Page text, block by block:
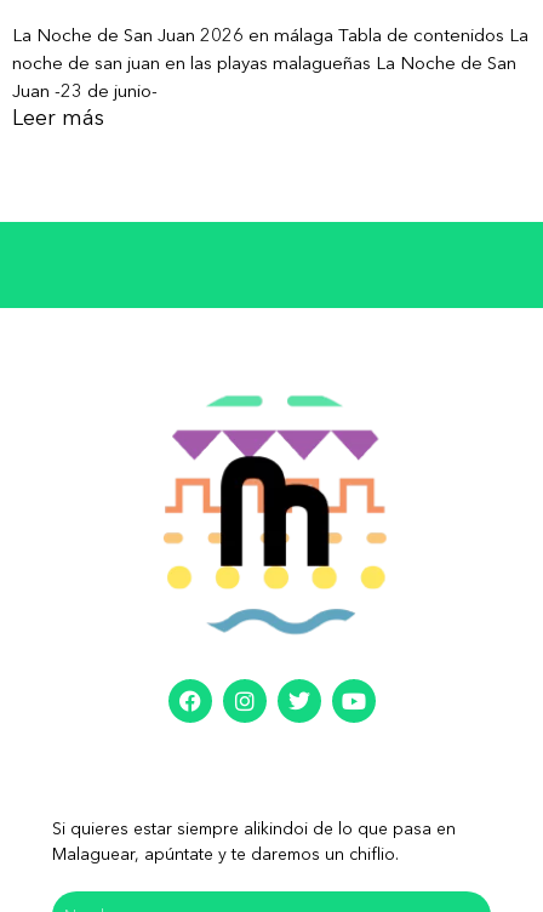
La Noche de San Juan 2026 en málaga Tabla de contenidos La
noche de san juan en las playas malagueñas La Noche de San
Juan -23 de junio-
Leer más
Si quieres estar siempre alikindoi de lo que pasa en
Malaguear, apúntate y te daremos un chiflio.